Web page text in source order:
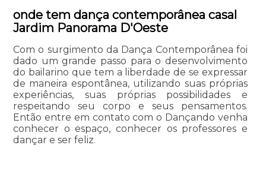
onde tem dança contemporânea casal
Jardim Panorama D'Oeste
Com o surgimento da Dança Contemporânea foi
dado um grande passo para o desenvolvimento
do bailarino que tem a liberdade de se expressar
de maneira espontânea, utilizando suas próprias
experiências, suas próprias possibilidades e
respeitando seu corpo e seus pensamentos.
Então entre em contato com o Dançando venha
conhecer o espaço, conhecer os professores e
dançar e ser feliz.